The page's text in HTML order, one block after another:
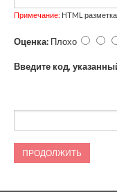
Примечание: HTML
Оценка: Плохо
Введите код,
ПРОДОЛЖИТЬ